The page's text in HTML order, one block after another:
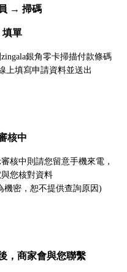
→ 掃碼
單
銀角零卡掃描付款條碼
上填寫申請資料並送出
核中
核中則請您留意手機來電，
您核對資料
機密，恕不提供查詢原因)
，商家會與您聯繫